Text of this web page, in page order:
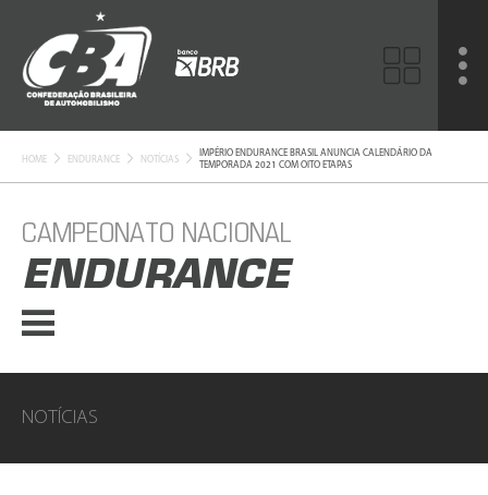
HOME ENDURANCE NOTÍCIAS
IMPÉRIO ENDURANCE BRASIL ANUNCIA CALENDÁRIO DA
TEMPORADA 2021 COM OITO ETAPAS
CAMPEONATO NACIONAL
ENDURANCE
NOTÍCIAS